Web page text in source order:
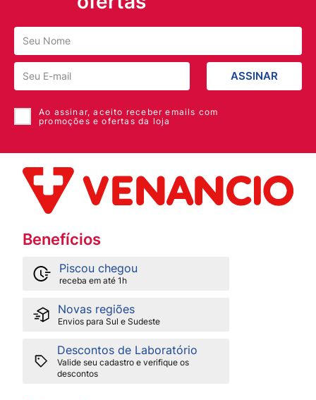
decoradas e coloridas!
Todos os esmaltes são 5free: formulados sem tolueno,
parabenos, formaldeído, cânfora e DBP – ingredientes
que podem causar alergia e o ressecamento das
unhas. Além disso, ainda contam com alta cobertura,
brilho extra e secagem rápida. Conteúdo: 10ml.ASSINAR
Ao assinar, aceito receber emails com
promoções e ofertas da loja
Benefícios
Piscou chegou
receba em até 1h
Novas regiões
Envios para Sul e Sudeste
Descontos de Laboratório
Valide seu cadastro e verifique os
descontos